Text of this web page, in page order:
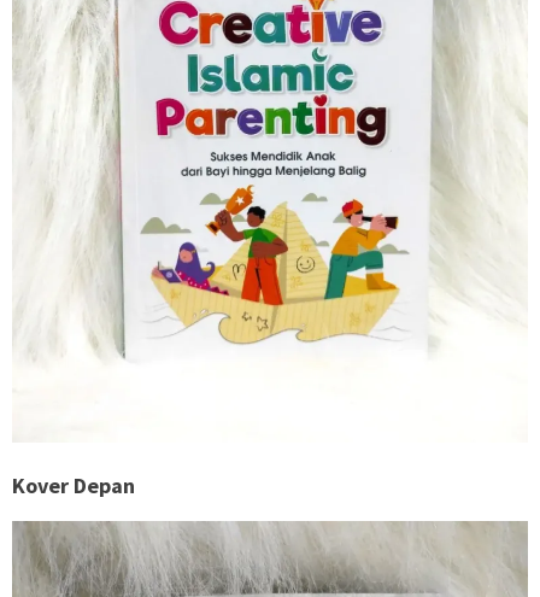
Kover Depan